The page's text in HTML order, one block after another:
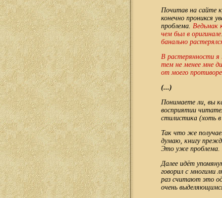
Почитав на сайте
конечно проникся
проблема.Ведьмак
чем был в
банально
В растерянности я
тем не менее мне
от моего
(...)
Понимаете ли, вы
восприятии
стилистика (хоть
Так что же
думаю, книгу
Это уже проблема.
Далее идёт
говорил с многими
раз считают это
очень